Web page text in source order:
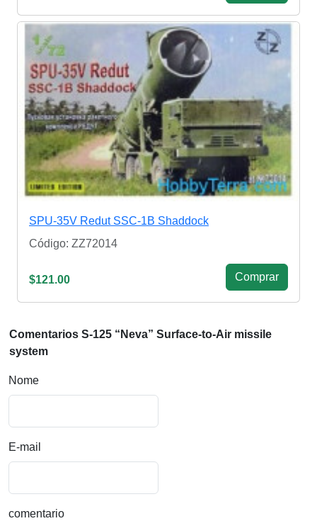
SPU-35V Redut SSC-1B Shaddock
Código: ZZ72014
$121.00 Сomprar
Comentarios S-125 “Neva” Surface-to-Air missile
system
Nome
E-mail
comentario